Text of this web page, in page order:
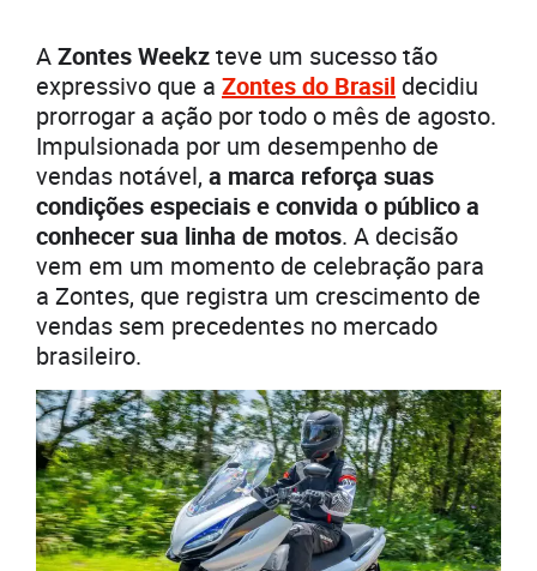
AZontes Weekzteve um sucesso tão
expressivo que a Zontes do Brasil decidiu
prorrogar a ação por todo o mês de agosto.
Impulsionada por um desempenho de
vendas notável, a marca reforça suas
condições especiais e convida o público a
conhecer sua linha de motos. A decisão
vem em um momento de celebração para
a Zontes, que registra um crescimento de
vendas sem precedentes no mercado
brasileiro.